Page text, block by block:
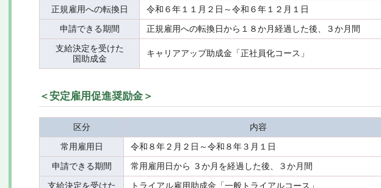
正規雇用への転換日
令和６年１１月２日～令和６年１２月１日
申請できる期間
正規雇用への転換日から１８か月経過した後、３か月間
支給決定を受けた
国助成金
キャリアアップ助成金「正社員化コース」
＜安定雇用促進奨励金＞
区分
内容
常用雇用日
令和８年２月２日～令和８年３月１日
申請できる期間
常用雇用日から ３か月を経過した後、３か月間
支給決定を受けた
トライアル雇用助成金「一般トライアルコース」